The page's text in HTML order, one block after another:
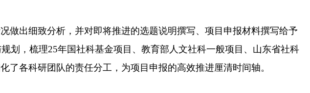
做出细致分析，并对即将推进的选题说明撰写、项目申报材料撰写给予
划， 梳理25年国社科基金项目、教育部人文社科一般项目、山东省社科
了各科研团队的责任分工， 为项目申报的高效推进厘清时间轴。